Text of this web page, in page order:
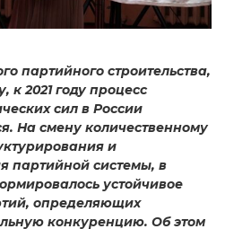
партийного строительства,
к 2021 году процесс
сил в России
На смену количественному
и
партийной системы, в
устойчивое
определяющих
конкуренцию. Об этом